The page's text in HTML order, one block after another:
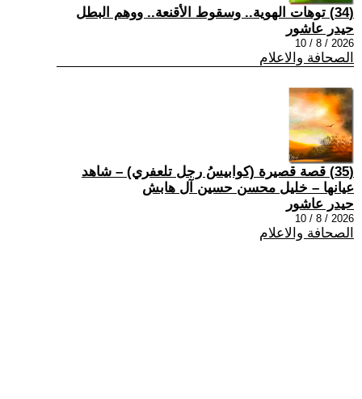
(34) توهات الهوية.. وسقوط الأقنعة.. ووهم البطل
حيدر عاشور
2026 / 8 / 10
الصحافة والاعلام
(35) قصة قصيرة (كوابيسُ رجل تلعفري) – شاهد
عيانها – خليل محسن حسين آل هابش
حيدر عاشور
2026 / 8 / 10
الصحافة والاعلام